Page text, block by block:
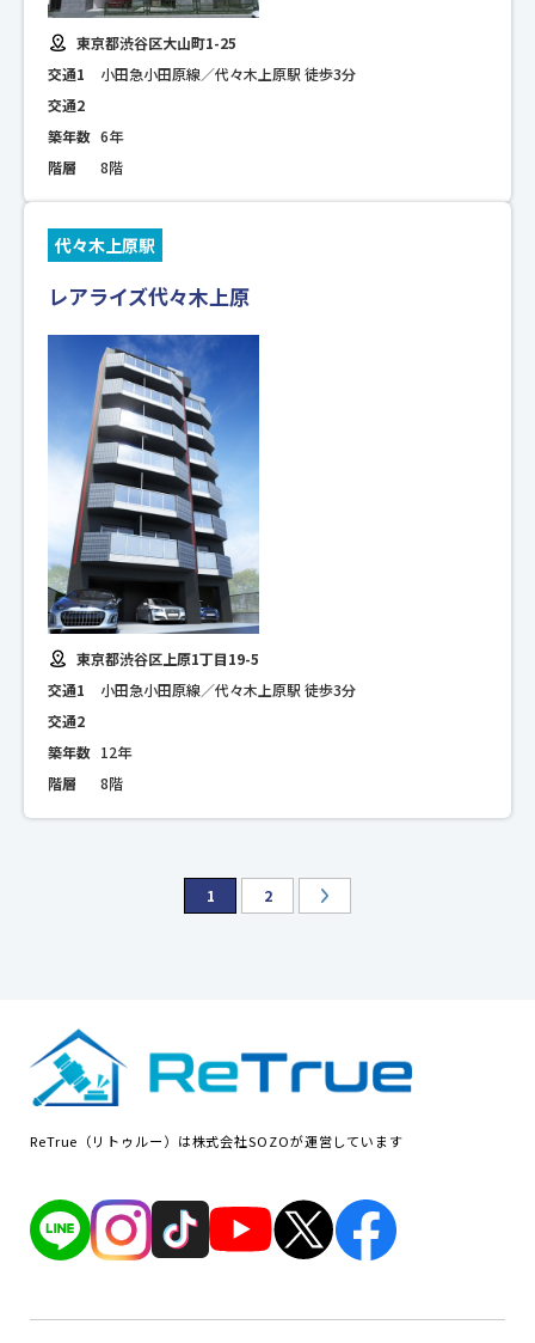
東京都渋谷区大山町1-25
交通1
小田急小田原線／代々木上原駅 徒歩3分
交通2
築年数 6年
階層
8階
代々木上原駅
レアライズ代々木上原
東京都渋谷区上原1丁目19-5
交通1
小田急小田原線／代々木上原駅 徒歩3分
交通2
築年数 12年
階層
8階
1 2
ReTrue（リトゥルー）は株式会社SOZOが運営しています